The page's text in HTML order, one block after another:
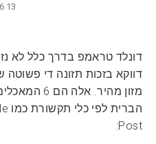
13 May, 2026
דונלד טראמפ בדרך כלל לא
דווקא בזכות תזונה די
מזון מהיר.
Post: